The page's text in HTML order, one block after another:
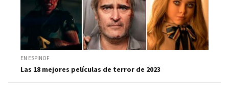
EN ESPINOF
Las 18 mejores películas de terror de 2023